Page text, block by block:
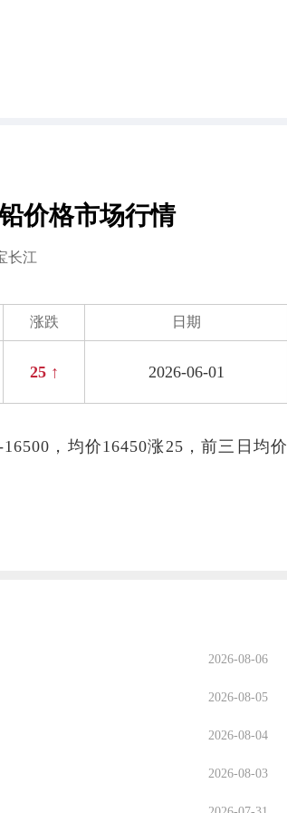
价格市场行情
长江
涨跌 日期
25 ↑ 2026-06-01
，均价16450涨25，前三日均价
2026-08-06
2026-08-05
2026-08-04
2026-08-03